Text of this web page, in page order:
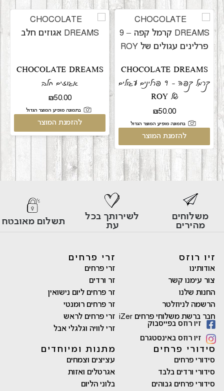
CHOCOLATE DREAMS
קרמל קפה – 9 פרלינים עגולים
של ROY
₪50.00
בתמונה מופיע המוצר הגדול
להזמנת המוצר
CHOCOLATE DREAMS
אגוזים חלב
₪50.00
בתמונה מופיע המוצר הגדול
להזמנת המוצר
משלוחים
מהירים
לשירותך בכל
עת
תשלום מאובטח
זיו רוזס
אודותינו
צור עימנו קשר
החנות שלנו
הרשמה לניוזלטר
חבר ברשת משלוחי פרחים iZer
זיו רוזס בפייסבוק
זיו רוזס באינסטגרם
זרי פרחים
זרי פרחים
זר ורדים
זר פרחים ליום נישואין
זר פרחים רומנטי
זרי פרחים לראש
זרי לוויה וגלגלי אבל
סידורי פרחים
סידורי פרחים
סידורי ורדים בלבד
סידורי פרחים גבוהים
מתנות ומיוחדים
עציצים וצמחים
אגרטלים ואזות
בלוני הליום